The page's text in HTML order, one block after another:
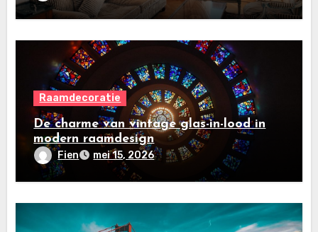
Raamdecoratie
De charme van vintage glas-in-lood in
modern raamdesign
Fien mei 15, 2026